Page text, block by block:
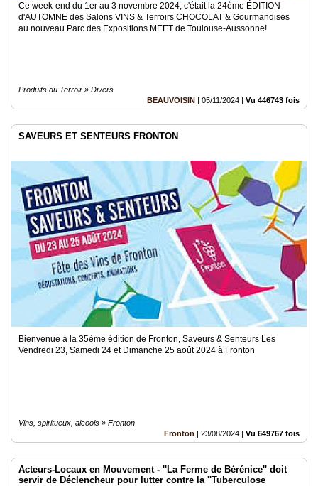
Ce week-end du 1er au 3 novembre 2024, c'était la 24ème ÉDITION
d'AUTOMNE des Salons VINS & Terroirs CHOCOLAT & Gourmandises
au nouveau Parc des Expositions MEET de Toulouse-Aussonne!
Produits du Terroir » Divers
BEAUVOISIN | 05/11/2024 | Vu 446743 fois
SAVEURS ET SENTEURS FRONTON
Bienvenue à la 35ème édition de Fronton, Saveurs & Senteurs Les
Vendredi 23, Samedi 24 et Dimanche 25 août 2024 à Fronton
Vins, spiritueux, alcools » Fronton
Fronton | 23/08/2024 | Vu 649767 fois
Acteurs-Locaux en Mouvement - ''La Ferme de Bérénice'' doit
servir de Déclencheur pour lutter contre la ''Tuberculose